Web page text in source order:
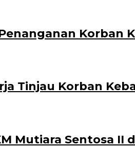
Korban
Tinjau Korban
Mutiara Sentosa II